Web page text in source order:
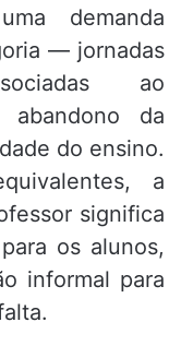
demanda
— jornadas
ao
abandono da
do ensino.
a
significa
os alunos,
informal para